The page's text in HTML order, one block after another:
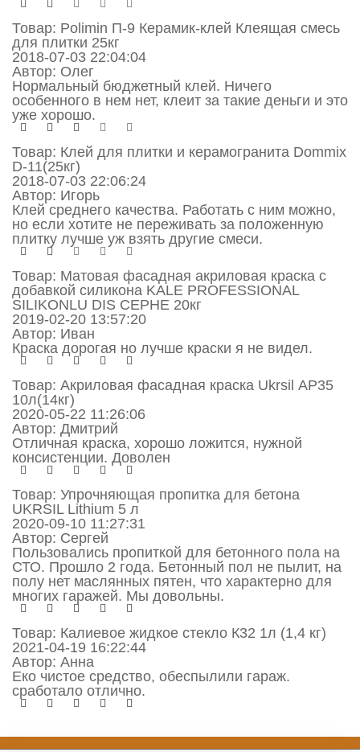
Товар: Polimin П-9 Керамик-клей Клеящая смесь
для плитки 25кг
2018-07-03 22:04:04
Автор: Олег
Нормальный бюджетный клей. Ничего
особенного в нем нет, клеит за такие деньги и это
уже хорошо.
Товар: Клей для плитки и керамогранита Dommix
D-11(25кг)
2018-07-03 22:06:24
Автор: Игорь
Клей среднего качества. Работать с ним можно,
но если хотите не переживать за положенную
плитку лучше уж взять другие смеси.
Товар: Матовая фасадная акриловая краска с
добавкой силикона KALE PROFESSIONAL
SILIKONLU DIS CEPHE 20кг
2019-02-20 13:57:20
Автор: Иван
Краска дорогая но лучше краски я не видел.
Товар: Акриловая фасадная краска Ukrsil АР35
10л(14кг)
2020-05-22 11:26:06
Автор: Дмитрий
Отличная краска, хорошо ложится, нужной
консистенции. Доволен
Товар: Упрочняющая пропитка для бетона
UKRSIL Lithium 5 л
2020-09-10 11:27:31
Автор: Сергей
Пользовались пропиткой для бетонного пола на
СТО. Прошло 2 года. Бетонный пол не пылит, на
полу нет маслянных пятен, что характерно для
многих гаражей. Мы довольны.
Товар: Калиевое жидкое стекло К32 1л (1,4 кг)
2021-04-19 16:22:44
Автор: Анна
Еко чистое средство, обеспылили гараж.
сработало отлично.